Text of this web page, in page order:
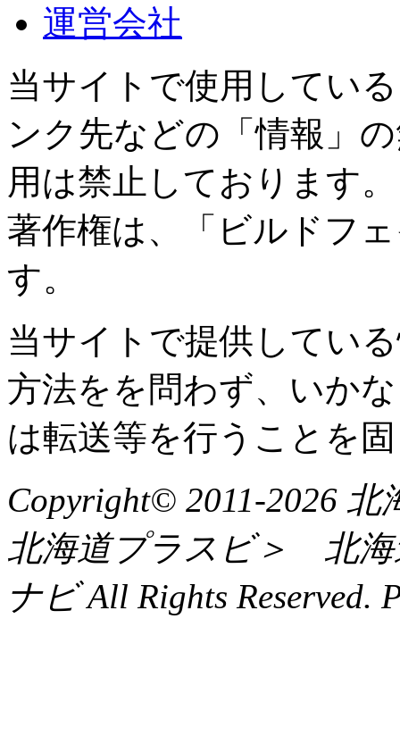
運営会社
当サイトで使用してい
ンク先などの「情報」
用は禁止しております。
著作権は、「ビルドフ
す。
当サイトで提供してい
方法をを問わず、いか
は転送等を行うことを
Copyright© 2011-2026
北海道プラスビ＞ 北海
ナビ All Rights Reserved.